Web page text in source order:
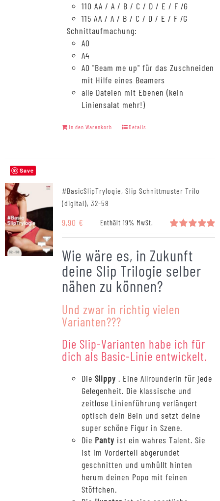
110 AA / A / B / C / D / E / F /G
115 AA / A / B / C / D / E / F /G
Schnittaufmachung:
A0
A4
A0 "Beam me up" für das Zuschneiden
mit Hilfe eines Beamers
alle Dateien mit Ebenen (kein
Liniensalat mehr!)
In den Warenkorb Details
Save
#BasicSlipTrylogie, Slip Schnittmuster Trilo
(digital), 32-58
Bewertet
von 5
9,90 € Enthält 19% MwSt.
Wie wäre es, in Zukunft
deine Slip Trilogie selber
nähen zu können?
Und zwar in richtig vielen
Varianten???
Die Slip-Varianten habe ich für
dich als Basic-Linie entwickelt.
Die Slippy . Eine Allrounderin für jede
Gelegenheit. Die klassische und
zeitlose Linienführung verlängert
optisch dein Bein und setzt deine
super schöne Figur in Szene.
Die Panty ist ein wahres Talent. Sie
ist im Vorderteil abgerundet
geschnitten und umhüllt hinten
herum deinen Popo mit feinen
Stöffchen.